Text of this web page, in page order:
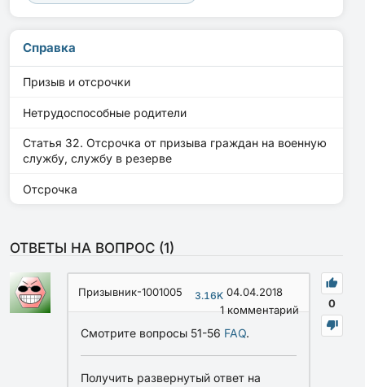
Справка
Призыв и отсрочки
Нетрудоспособные родители
Статья 32. Отсрочка от призыва граждан на военную
службу, службу в резерве
Отсрочка
ОТВЕТЫ НА ВОПРОС (1)
0
Призывник-1001005 3.16K 04.04.2018
1комментарий
Смотрите вопросы 51-56 FAQ.
Получить развернутый ответ на